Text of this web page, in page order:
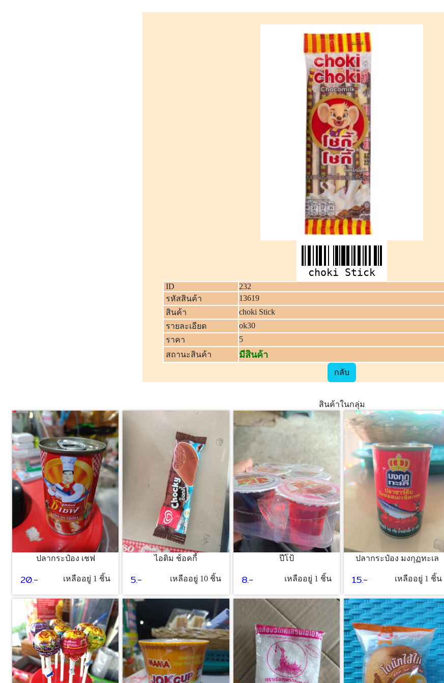
choki Stick
ID
232
รหัสสินค้า
13619
สินค้า
choki Stick
รายละเอียด
ok30
ราคา
5
สถานะสินค้า
มีสินค้า
กลับ
สินค้าในกลุ่ม
ปลากระป๋อง เชฟ
20.- เหลืออยู่ 1 ชิ้น
ไอติม ช้อคกี้
5.- เหลืออยู่ 10 ชิ้น
ปีโป้
8.- เหลืออยู่ 1 ชิ้น
ปลากระป๋อง มงกุฏทะเล
15.- เหลืออยู่ 1 ชิ้น